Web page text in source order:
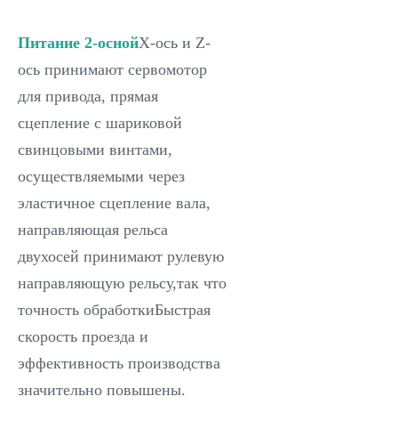
Питание 2-оснойX-ось и Z-
ось принимают сервомотор
для привода, прямая
сцепление с шариковой
свинцовыми винтами,
осуществляемыми через
эластичное сцепление вала,
направляющая рельса
двухосей принимают рулевую
направляющую рельсу,так что
точность обработкиБыстрая
скорость проезда и
эффективность производства
значительно повышены.